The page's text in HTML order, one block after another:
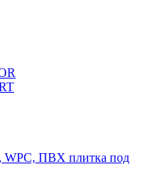
WPC, ПВХ плитка под